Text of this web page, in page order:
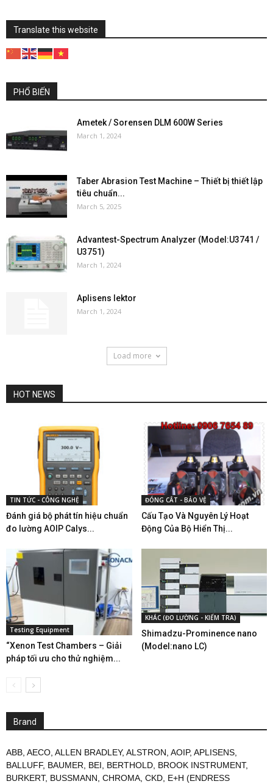
Translate this website
PHỔ BIẾN
Ametek / Sorensen DLM 600W Series
March 1, 2024
Taber Abrasion Test Machine – Thiết bị thiết lập
tiêu chuẩn...
March 5, 2025
Advantest-Spectrum Analyzer (Model:U3741 /
U3751)
March 1, 2024
Aplisens lektor
March 1, 2024
Load more
HOT NEWS
TIN TỨC - CÔNG NGHỆ
Đánh giá bộ phát tín hiệu chuẩn
đo lường AOIP Calys...
ĐÓNG CẮT - BẢO VỆ
Cấu Tạo Và Nguyên Lý Hoạt
Động Của Bộ Hiển Thị...
Testing Equipment
“Xenon Test Chambers – Giải
pháp tối ưu cho thử nghiệm...
KHÁC (ĐO LƯỜNG - KIỂM TRA)
Shimadzu-Prominence nano
(Model:nano LC)
Brand
ABB AECO ALLEN BRADLEY, ALSTRON AOIP, APLISENS
BALLUFF, BAUMER BEI BERTHOLD BROOK INSTRUMENT,
BURKERT, BUSSMANN CHROMA CKD E+H (ENDRESS